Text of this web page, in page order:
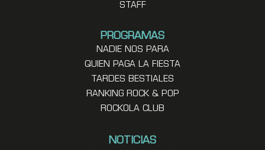
STAFF
PROGRAMAS
NADIE NOS PARA
QUIEN PAGA LA FIESTA
TARDES BESTIALES
RANKING ROCK & POP
ROCKOLA CLUB
NOTICIAS